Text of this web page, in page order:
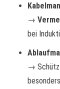
→
bei
→